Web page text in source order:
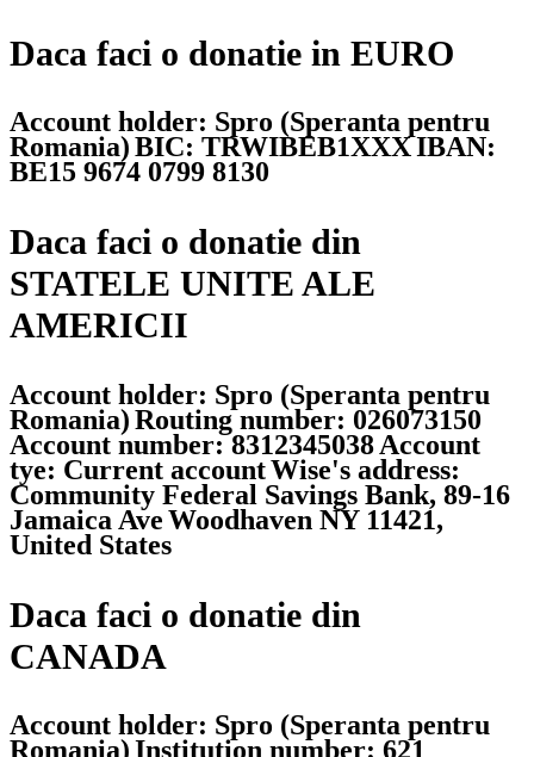
Daca faci o donatie in EURO
Account holder: Spro (Speranta pentru
Romania)BIC: TRWIBEB1XXXIBAN:
BE15 9674 0799 8130
Daca faci o donatie din
STATELE UNITE ALE
AMERICII
Account holder: Spro (Speranta pentru
Romania)Routing number: 026073150
Account number: 8312345038Account
tye: Current accountWise's address:
Community Federal Savings Bank, 89-16
Jamaica AveWoodhaven NY 11421,
United States
Daca faci o donatie din
CANADA
Account holder: Spro (Speranta pentru
Romania)Institution number: 621